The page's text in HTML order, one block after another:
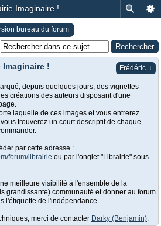
Imaginaire !
bureau du forum
Frédéric ↓
!
depuis quelques jours, des vignettes
créations des auteurs disposant d'une
laquelle de ces images et vous entrerez
trouverez un court descriptif de chaque
par cette adresse :
forum/librairie ou par l'onglet "Librairie" sous
meilleure visibilité à l'ensemble de la
grandissante) communauté et donner au forum
l'étiquette de l'indépendance.
merci de contacter Darky (Benjamin).